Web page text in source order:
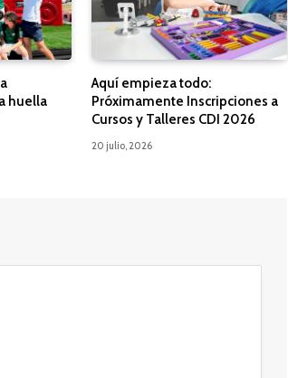
huella
Aquí empieza todo:
Próximamente Inscripciones a
Cursos y Talleres CDI 2026
20 julio, 2026